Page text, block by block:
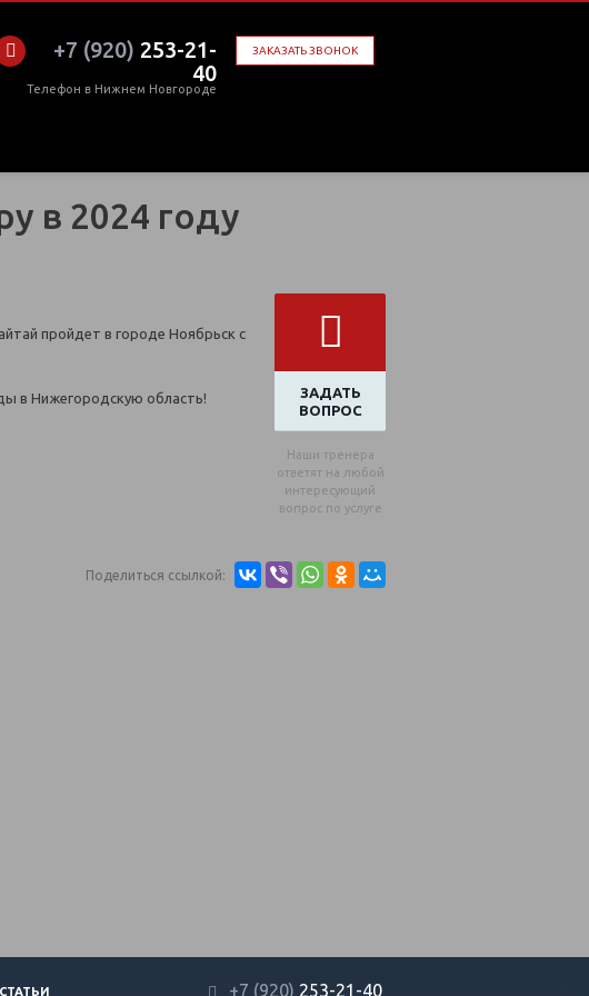
ЗАКАЗАТЬ ЗВОНОК
+7 (920) 253-21-
40
Телефон в Нижнем Новгороде
в 2024 году
ЗАДАТЬ
ВОПРОС
Наши тренера
ответят на любой
интересующий
вопрос по услуге
пройдет в городе Ноябрьск с
в Нижегородскую область!
Поделиться ссылкой:
СТАТЬИ +7 (920) 253-21-40